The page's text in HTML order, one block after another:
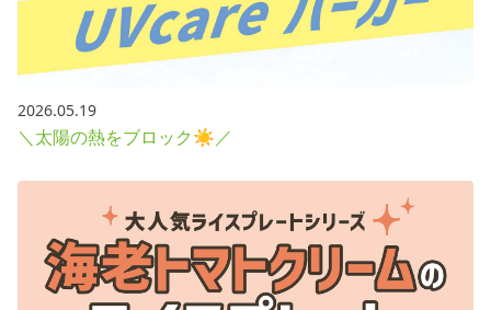
2026.05.19
＼太陽の熱をブロック☀／